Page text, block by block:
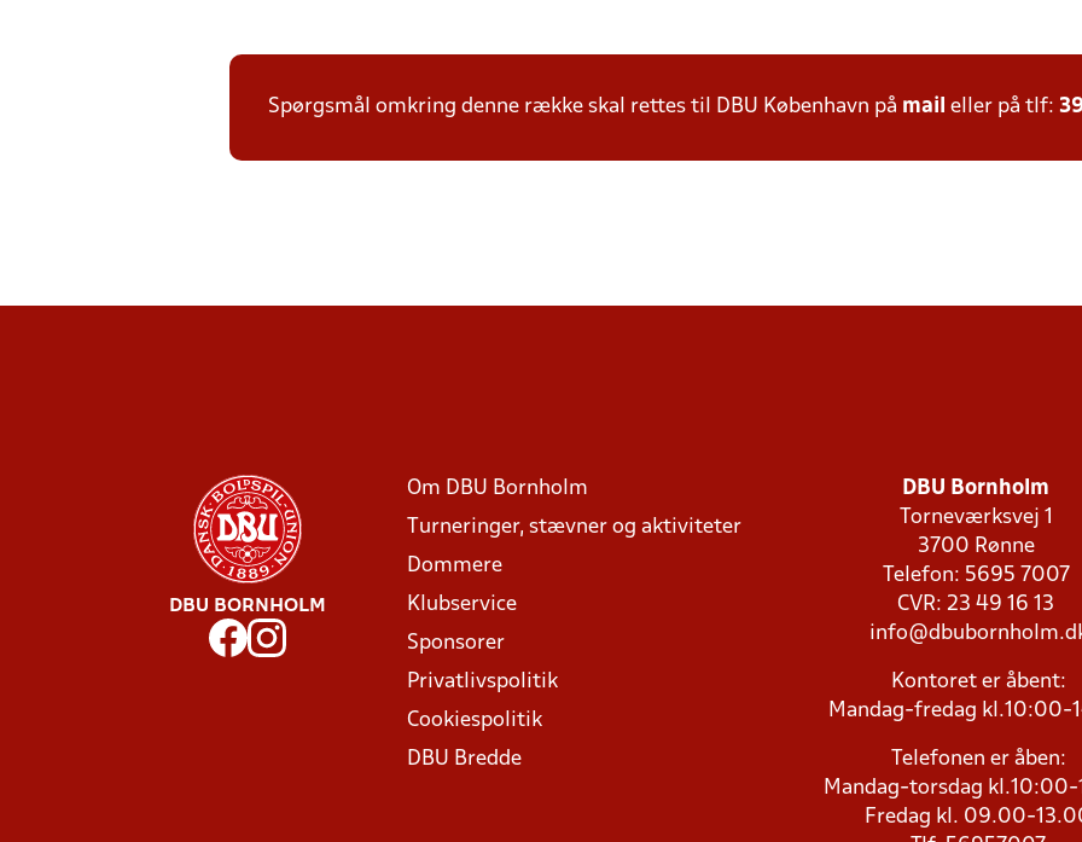
Spørgsmål omkring denne række skal rettes til DBU København på mail eller på tlf:
DBU BORNHOLM
Om DBU Bornholm
Turneringer, stævner og aktiviteter
Dommere
Klubservice
Sponsorer
Privatlivspolitik
Cookiespolitik
DBU Bredde
DBU Bornholm
Torneværksvej 1
3700 Rønne
Telefon: 5695 7007
CVR: 23 49 16 13
Kontoret er åbent:
Mandag-fredag kl.10:00-
Telefonen er åben:
Mandag-torsdag kl.10:00-
Fredag kl. 09.00-